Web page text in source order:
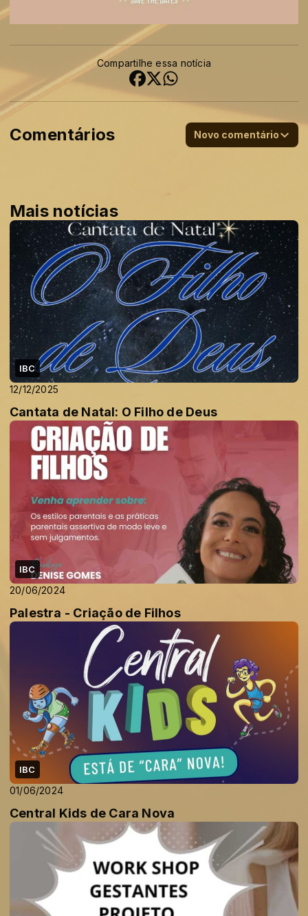
Compartilhe essa notícia
Comentários Novo comentário
Mais notícias
IBC
12/12/2025
Cantata de Natal: O Filho de Deus
IBC
20/06/2024
Palestra - Criação de Filhos
IBC
01/06/2024
Central Kids de Cara Nova